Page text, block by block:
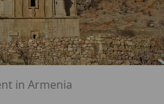
in Armenia